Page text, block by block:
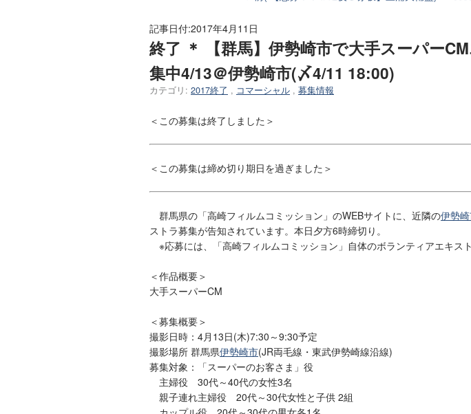
記事日付:2017年4月11日
終了 ＊ 【群馬】伊勢崎市で大手スーパー
集中4/13＠伊勢崎市(〆4/11 18:00)
カテゴリ: 2017終了 , コマーシャル , 募集情報
＜この募集は終了しました＞
＜この募集は締め切り期日を過ぎました＞
群馬県の「高崎フィルムコミッション」のWEBサイトに、近隣の伊勢
ストラ募集が告知されています。本日夕方6時締切り。
※応募には、「高崎フィルムコミッション」自体のボランティアエキス
＜作品概要＞
大手スーパーCM
＜募集概要＞
撮影日時：4月13日(木)7:30～9:30予定
撮影場所 群馬県伊勢崎市(JR両毛線・東武伊勢崎線沿線)
募集対象：「スーパーのお客さま」役
主婦役 30代～40代の女性3名
親子連れ主婦役 20代～30代女性と子供 2組